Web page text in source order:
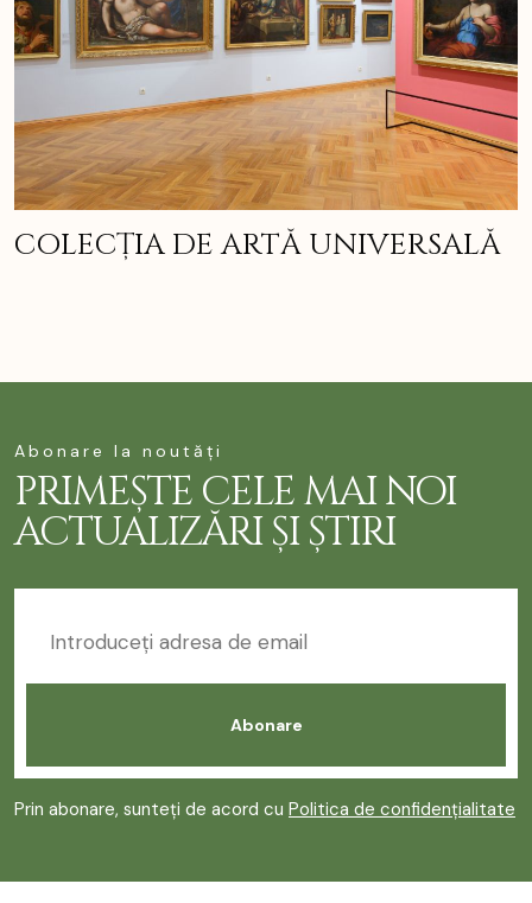
COLECȚIA DE ARTĂ UNIVERSALĂ
Abonare la noutăți
PRIMEȘTE CELE MAI NOI
ACTUALIZĂRI ȘI ȘTIRI
Prin abonare, sunteți de acord cu Politica de confidențialitate